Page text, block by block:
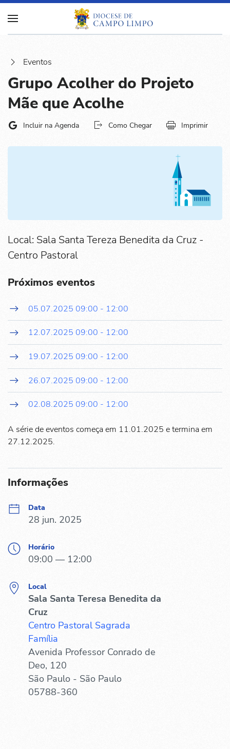
Eventos
Grupo Acolher do Projeto
Mãe que Acolhe
Incluir na Agenda Como Chegar Imprimir
Local: Sala Santa Tereza Benedita da Cruz -
Centro Pastoral
Próximos eventos
05.07.2025 09:00 - 12:00
12.07.2025 09:00 - 12:00
19.07.2025 09:00 - 12:00
26.07.2025 09:00 - 12:00
02.08.2025 09:00 - 12:00
A série de eventos começa em 11.01.2025 e termina em
27.12.2025.
Informações
Data
28 jun. 2025
Horário
09:00 — 12:00
Local
Sala Santa Teresa Benedita da
Cruz
Centro Pastoral Sagrada
Família
Avenida Professor Conrado de
Deo, 120
São Paulo - São Paulo
05788-360